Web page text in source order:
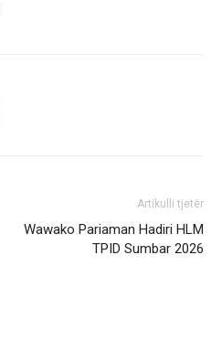
Artikulli tjetër
Wawako Pariaman Hadiri HLM
TPID Sumbar 2026